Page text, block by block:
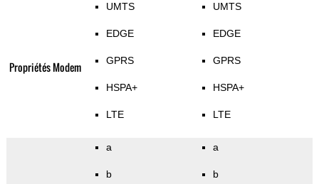
Propriétés Modem
UMTS
EDGE
GPRS
HSPA+
LTE
UMTS
EDGE
GPRS
HSPA+
LTE
a
b
a
b